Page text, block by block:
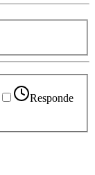
Responde